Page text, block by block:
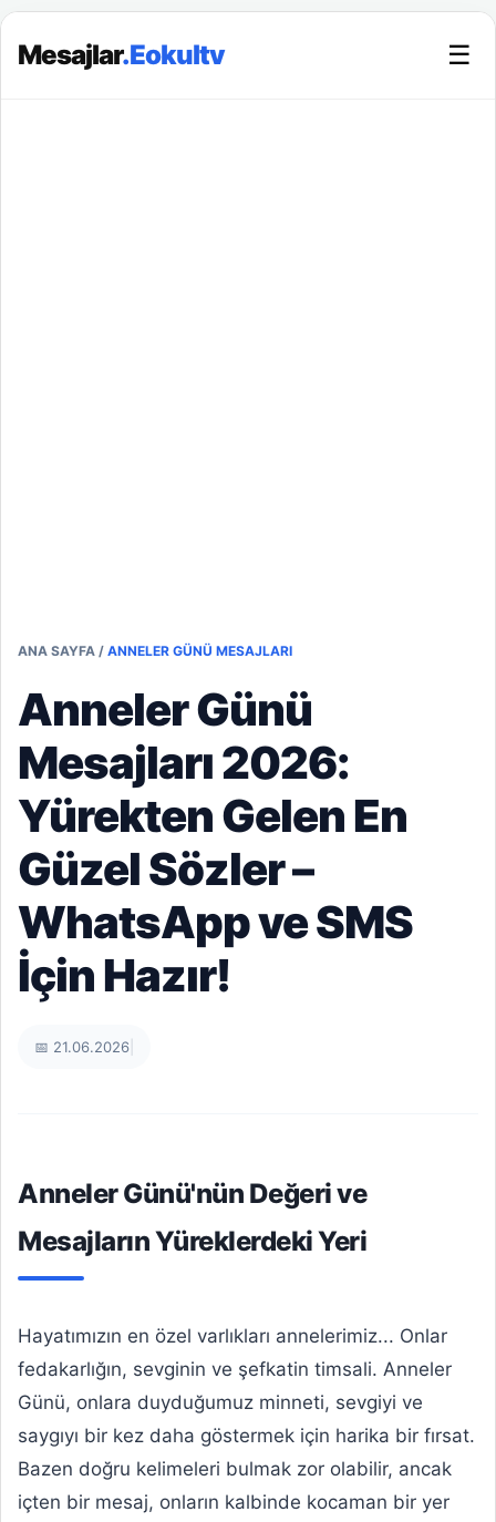
Mesajlar.Eokultv ☰
ANA SAYFA / ANNELER GÜNÜ MESAJLARI
Anneler Günü
Mesajları 2026:
Yürekten Gelen En
Güzel Sözler –
WhatsApp ve SMS
İçin Hazır!
📅 21.06.2026
Anneler Günü'nün Değeri ve
Mesajların Yüreklerdeki Yeri
Hayatımızın en özel varlıkları annelerimiz... Onlar
fedakarlığın, sevginin ve şefkatin timsali. Anneler
Günü, onlara duyduğumuz minneti, sevgiyi ve
saygıyı bir kez daha göstermek için harika bir fırsat.
Bazen doğru kelimeleri bulmak zor olabilir, ancak
içten bir mesaj, onların kalbinde kocaman bir yer